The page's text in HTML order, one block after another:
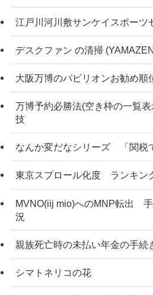
江戸川河川敷サンケイスポーツ
デスクファン の清掃
大阪万博のパビリオンお勧め順
万博予約必勝法(空き枠の一覧
技
なんか変だなシリーズ 「関税
東京スプロール化度 ランキン
MVNO(iij mio)へのMNP転出
況
親族死亡時の未払い年金の手
シマトネリコの花